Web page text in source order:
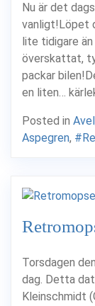
Nu är det
vanligt!Löpet
lite tidigare
överskattat,
packar
en liten…
Posted in Avel
Aspegren,
Torsdagen
dag. Detta
Kleinschmidt